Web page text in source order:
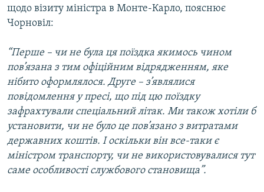
щодо візиту міністра в Монте-Карло, пояснює
Чорновіл:
“Перше – чи не була ця поїздка якимось чином
пов’язана з тим офіційним відрядженням, яке
нібито оформлялося. Друге – з’являлися
повідомлення у пресі, що під цю поїздку
зафрахтували спеціальний літак. Ми також хотіли б
установити, чи не було це пов’язано з витратами
державних коштів. І оскільки він все-таки є
міністром транспорту, чи не використовувалися тут
саме особливості службового становища”.